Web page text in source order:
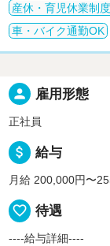
産休・育児休業制
車・バイク通勤OK
person 雇用形態
正社員
attach_money 給与
月給 200,000円〜
favorite_border 待遇
----給与詳細----